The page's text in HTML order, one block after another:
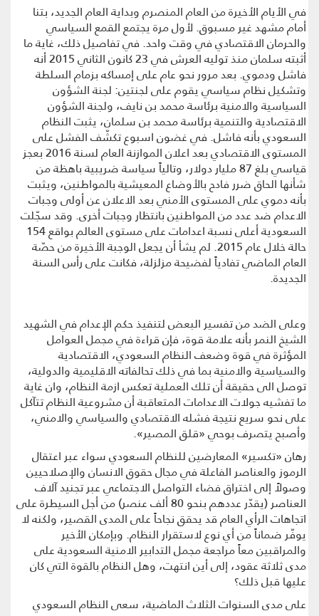
في الأيام الأخيرة من العام المنصرم وبداية العام الجديد، بتنا
أمام مشهد غير مسبوق. لأول مرة يجتمع القمع السياسي
والحرمان الاقتصادي في وقت واحد. في تفاصيل ذلك، غاية ما
أثبته سلمان منذ توليه العرش في 23 كانون الثاني 2015 أنه
فاشل ودموي. بعد مرور نحو عام على إمساكه بزمام السلطة
وتشكيل نظام سياسي يقوم على لجنتين: لجنة الشؤون
السياسية والامنية برئاسة محمد بن نايف، ولجنة الشؤون
الاقتصادية والتنمية برئاسة محمد بن سلمان، يثبت النظام
السعودي بأنه فاشل. في غضون اسبوع تكشّف الفشل على
المستوى الاقتصادي بعد اعلان الموازنة العام لسنة 2016 بعجز
قياسي بلغ 87 مليار دولار، وتالياً سياسة ضريبية باهظة من
شأنها الحاق ضرر فادح بالأوضاع المعيشية بالمواطنين، ويثبت
بأنه دموي على المستوى الأمني بعد الاعلان عن أولى وجبات
الاعدام ضد عدد من المواطنين بانتظار وجبات أخرى. وقد سجّلت
السعودية أعلى نسبة اعدامات على مستوى العالم بواقع 154
حالة خلال عام 2015. لم يشأ أن يجعل الوجبة الأخيرة من حصّة
العام الماضي تفادياً لفضيحة مزلزلة، فكانت على رأس السنة
الجديدة.
وعلى الضد من تفسير البعض لتنفيذ حكم الإعدام في الشهيد
الشيخ النمر بأنه علامة قوة، فإن قراءة في مجمل العوامل
المؤثرة في قوة وضعف النظام السعودي، الاقتصادية
والسياسية والامنية بما في ذلك تحالفاته الاقليمية والدولية،
توصل الى حقيقة أن تلك العملية تعكس ازمة النظام، وان غاية
ما تفشيه جولات الاعدامات المتعاقبة أن مشروعية النظام تتآكل
على نحو سريع نتيجة فشله الاقتصادي والسياسي والامني،
وأصبح يتصرف بوحي «قلق المصير».
رهان «تكسير» المعارضين للنظام السعودي سواء عبر اعتقال
الرموز والعناصر الفاعلة في مجال حقوق الانسان والإصلاحيين
وصولاً إلى اختراق فضاء التواصل الاجتماعي عبر تجنيد آلاف
العناصر (يقدّر عددهم بنحو 80 ألف عنصر) من أجل السيطرة على
اتجاهات الرأي العام قد يحقق نجاحاً على المدى القصير، ولكنه لا
يوفّر ضماناً من أي نوع لاستقرار النظام. وبإمكان الأخير
والمراقبين معاً مراجعة مجمل التدابير الامنية السعودية على
مدى ثلاثة عقود، إلى أين انتهت، وهل النظام بالقوة التي كان
عليها قبل ذلك؟
على مدى السنوات الثلاث الماضية، سعى النظام السعودي